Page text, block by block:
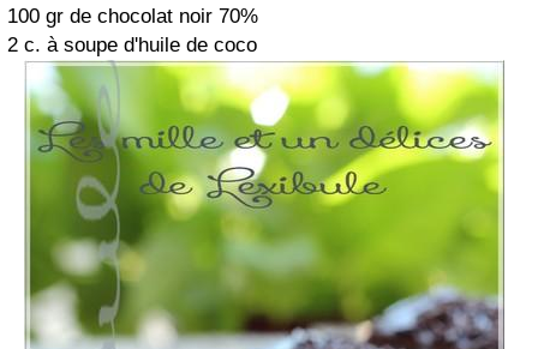
100 gr de chocolat noir 70%
2 c. à soupe d'huile de coco